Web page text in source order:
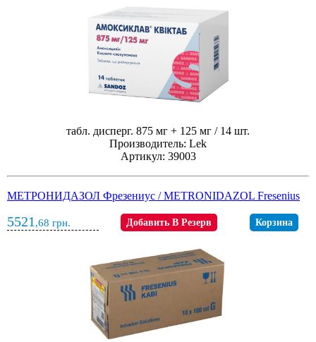
табл. дисперг. 875 мг + 125 мг / 14 шт.
Производитель: Lek
Артикул: 39003
МЕТРОНИДАЗОЛ Фрезениус / METRONIDAZOL Fresenius
5521 ,68 грн. Добавить В Резерв Корзина